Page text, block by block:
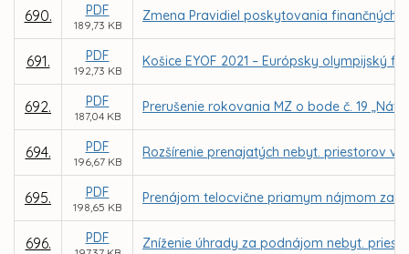
690. PDF
189,73 KB
Zmena Pravidiel poskytovania finančných
691. PDF
192,73 KB
Košice EYOF 2021 – Európsky olympijský
692. PDF
187,04 KB
Prerušenie rokovania MZ o bode č. 19
694. PDF
196,67 KB
Rozšírenie prenajatých nebyt. priestorov v
695. PDF
198,65 KB
Prenájom telocvične priamym nájmom za
696. PDF Zníženie úhrady za podnájom nebyt.